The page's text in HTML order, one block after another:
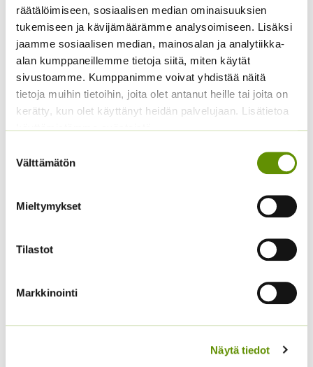
räätälöimiseen, sosiaalisen median ominaisuuksien
tukemiseen ja kävijämäärämme analysoimiseen. Lisäksi
jaamme sosiaalisen median, mainosalan ja analytiikka-
alan kumppaneillemme tietoja siitä, miten käytät
sivustoamme. Kumppanimme voivat yhdistää näitä
tietoja muihin tietoihin, joita olet antanut heille tai joita on
kerätty, kun olet käyttänyt heidän palvelujaan. Lisätietoa
käyttämistämme evästeistä
valinta
Välttämätön
Mieltymykset
Tilastot
Markkinointi
Näytä tiedot
Perliitti 1 litra
Luonnollinen
maanparannusaine, joka
Perliitti 2 l
Luonnollinen
maanparannusaine, joka
valmispussi
Symphytum officinale